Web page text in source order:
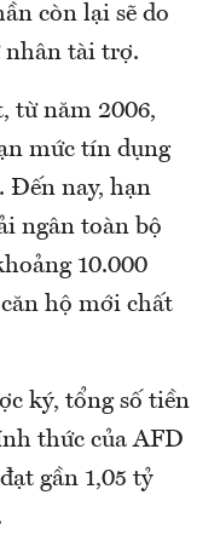
còn lại sẽ do
nhân tài trợ.
từ năm 2006,
mức tín dụng
Đến nay, hạn
ngân toàn bộ
10.000
hộ mới chất
ký, tổng số tiền
thức của AFD
gần 1,05 tỷ